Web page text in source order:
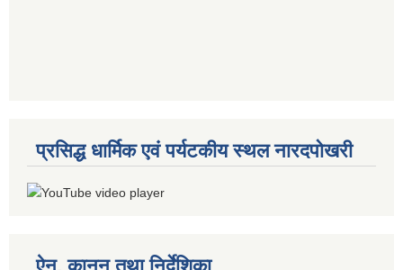
प्रसिद्ध धार्मिक एवं पर्यटकीय स्थल नारदपोखरी